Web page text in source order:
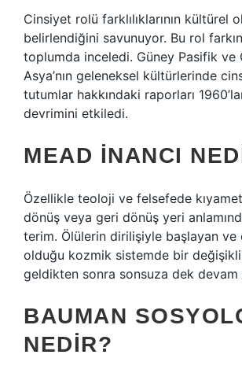
Cinsiyet rolü farklılıklarının kültürel
belirlendiğini savunuyor. Bu rol
toplumda inceledi. Güney Pasifik ve
Asya’nın geleneksel kültürlerinde
tutumlar hakkındaki raporları
devrimini etkiledi.
MEAD INANCI
Özellikle teoloji ve felsefede
dönüş veya geri dönüş yeri
terim. Ölülerin dirilişiyle başlayan ve
olduğu kozmik sistemde bir
geldikten sonra sonsuza dek devam
BAUMAN
NEDIR?